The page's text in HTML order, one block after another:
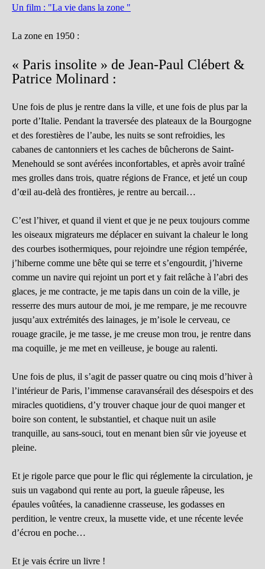
Un film : "La vie dans la zone "
La zone en 1950 :
« Paris insolite » de Jean-Paul Clébert &
Patrice Molinard :
Une fois de plus je rentre dans la ville, et une fois de plus par la
porte d’Italie. Pendant la traversée des plateaux de la Bourgogne
et des forestières de l’aube, les nuits se sont refroidies, les
cabanes de cantonniers et les caches de bûcherons de Saint-
Menehould se sont avérées inconfortables, et après avoir traîné
mes grolles dans trois, quatre régions de France, et jeté un coup
d’œil au-delà des frontières, je rentre au bercail…
C’est l’hiver, et quand il vient et que je ne peux toujours comme
les oiseaux migrateurs me déplacer en suivant la chaleur le long
des courbes isothermiques, pour rejoindre une région tempérée,
j’hiberne comme une bête qui se terre et s’engourdit, j’hiverne
comme un navire qui rejoint un port et y fait relâche à l’abri des
glaces, je me contracte, je me tapis dans un coin de la ville, je
resserre des murs autour de moi, je me rempare, je me recouvre
jusqu’aux extrémités des lainages, je m’isole le cerveau, ce
rouage gracile, je me tasse, je me creuse mon trou, je rentre dans
ma coquille, je me met en veilleuse, je bouge au ralenti.
Une fois de plus, il s’agit de passer quatre ou cinq mois d’hiver à
l’intérieur de Paris, l’immense caravansérail des désespoirs et des
miracles quotidiens, d’y trouver chaque jour de quoi manger et
boire son content, le substantiel, et chaque nuit un asile
tranquille, au sans-souci, tout en menant bien sûr vie joyeuse et
pleine.
Et je rigole parce que pour le flic qui réglemente la circulation, je
suis un vagabond qui rente au port, la gueule râpeuse, les
épaules voûtées, la canadienne crasseuse, les godasses en
perdition, le ventre creux, la musette vide, et une récente levée
d’écrou en poche…
Et je vais écrire un livre !